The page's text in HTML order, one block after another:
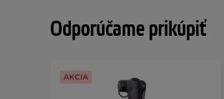
Odporúčame prikúpiť
AKCIA